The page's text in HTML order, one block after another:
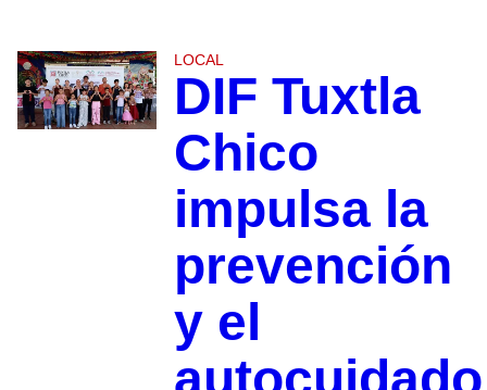
LOCAL
DIF Tuxtla
Chico
impulsa la
prevención
y el